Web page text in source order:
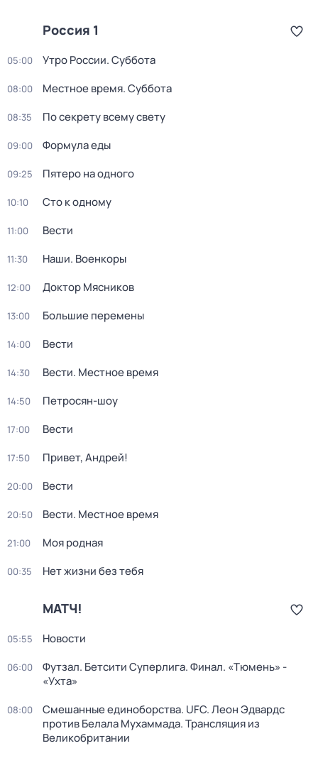
Россия 1
05:00 Утро России. Суббота
08:00 Местное время. Суббота
08:35 По секрету всему свету
09:00 Формула еды
09:25 Пятеро на одного
10:10 Сто к одному
11:00 Вести
11:30 Наши. Военкоры
12:00 Доктор Мясников
13:00 Большие перемены
14:00 Вести
14:30 Вести. Местное время
14:50 Петросян-шоу
17:00 Вести
17:50 Привет, Андрей!
20:00 Вести
20:50 Вести. Местное время
21:00 Моя родная
00:35 Нет жизни без тебя
МАТЧ!
05:55 Новости
06:00
Футзал. Бетсити Суперлига. Финал. «Тюмень» -
«Ухта»
08:00
Смешанные единоборства. UFC. Леон Эдвардс
против Белала Мухаммада. Трансляция из
Великобритании